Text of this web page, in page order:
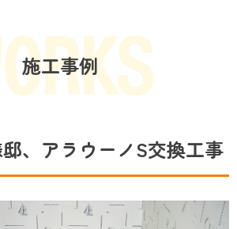
施工事例
、アラウーノS交換工事